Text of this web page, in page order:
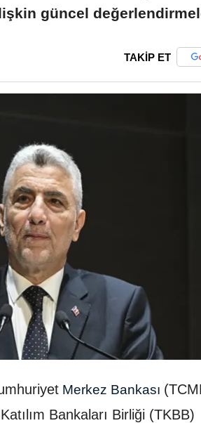
güncel
TAKİP ET
Merkez Bankası
Bankaları Birliği (TKBB)